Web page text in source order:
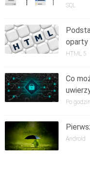
SQL
oparty
HTML 5
Co
Po
Android